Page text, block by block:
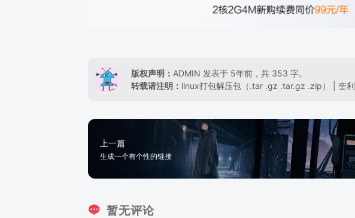
版权声明： ADMIN 发表于 5年前，共 353 字。
转载请注明： linux打包解压包（.tar .gz .tar.gz .zip） | 奎利
上一篇
生成一个有个性的链接
暂无评论